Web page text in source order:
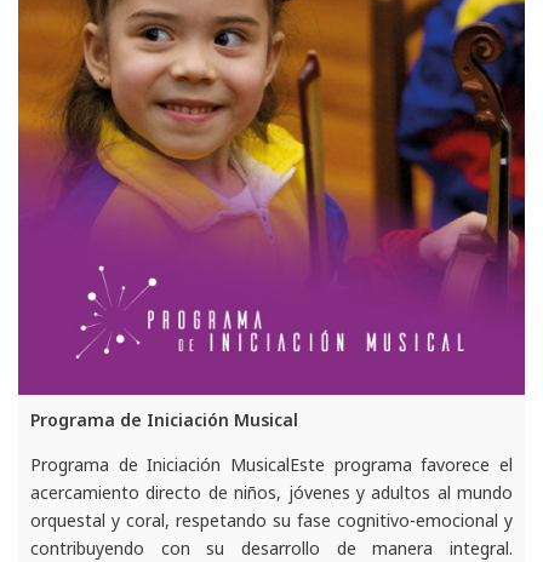
Programa de Iniciación Musical
Programa de Iniciación MusicalEste programa favorece el
acercamiento directo de niños, jóvenes y adultos al mundo
orquestal y coral, respetando su fase cognitivo-emocional y
contribuyendo con su desarrollo de manera integral.